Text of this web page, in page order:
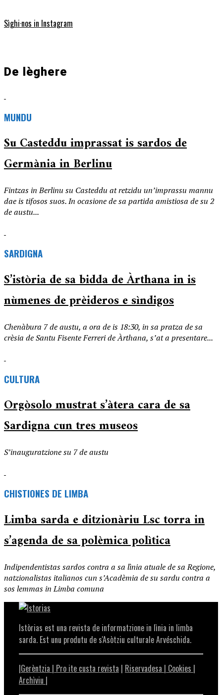
Sìghi·nos in Instagram
De lèghere
MUNDU
Su Casteddu imprassat is sardos de
Germània in Berlinu
Fintzas in Berlinu su Casteddu at retzidu un’imprassu mannu
dae is tifosos suos. In ocasione de sa partida amistiosa de su 2
de austu...
SARDIGNA
S’istòria de sa bidda de Àrthana in is
nùmenes de prèideros e sìndigos
Chenàbura 7 de austu, a ora de is 18:30, in sa pratza de sa
crèsia de Santu Fisente Ferreri de Àrthana, s’at a presentare...
CULTURA
Orgòsolo mustrat s’àtera cara de sa
Sardigna cun tres museos
S’inauguratzione su 7 de austu
CHISTIONES DE LIMBA
Limba sarda e ditzionàriu Lsc torra in
s’agenda de sa polèmica polìtica
Indipendentistas sardos contra a sa lìnia atuale de sa Regione,
natzionalistas italianos cun s’Acadèmia de su sardu contra a
sos lemmas in Limba comuna
Istòrias est una revista de informatzione in lìnia in limba
sarda. Est unu produtu de s'Asòtziu culturale Arvéschida.
|Gerèntzia | Pro ite custa revista | Riservadesa | Cookies |
Archìviu |